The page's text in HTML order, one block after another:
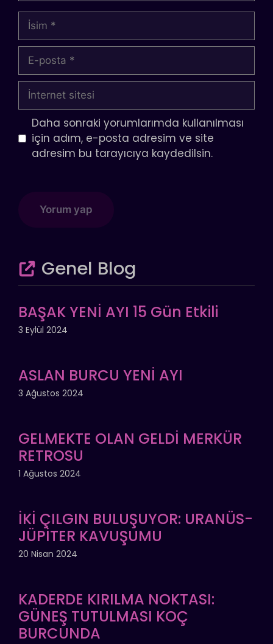
İsim
posta
İnternet
sitesi
Daha sonraki yorumlarımda kullanılması
için adım, e-posta adresim ve site
adresim bu tarayıcıya kaydedilsin.
Genel Blog
BAŞAK YENİ AYI 15 Gün Etkili
3 Eylül 2024
ASLAN BURCU YENİ AYI
3 Ağustos 2024
GELMEKTE OLAN GELDİ MERKÜR
RETROSU
1 Ağustos 2024
İKİ ÇILGIN BULUŞUYOR: URANÜS-
JÜPİTER KAVUŞUMU
20 Nisan 2024
KADERDE KIRILMA NOKTASI:
GÜNEŞ TUTULMASI KOÇ
BURCUNDA